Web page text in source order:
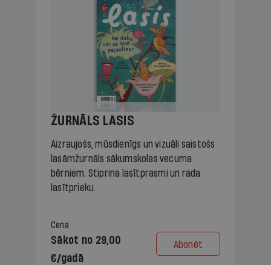
ŽURNĀLS LASIS
Aizraujošs, mūsdienīgs un vizuāli saistošs
lasāmžurnāls sākumskolas vecuma
bērniem. Stiprina lasītprasmi un rada
lasītprieku.
Cena
Sākot no 29,00
€/gadā
Abonēt